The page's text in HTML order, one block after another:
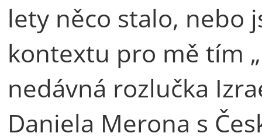
lety něco stalo, nebo
kontextu pro mě tím
nedávná rozlučka
Daniela Merona s